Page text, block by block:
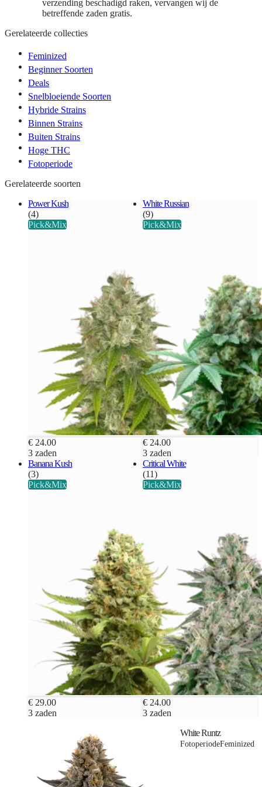
verzending beschadigd raken, vervangen wij de
betreffende zaden gratis.
Gerelateerde collecties
Feminized
Beginner Soorten
Deals
Snelbloeiende Soorten
Hybride Strains
Binnen Strains
Buiten Strains
Hoge THC
Fotoperiode
Gerelateerde soorten
Power Kush
(4)
Pick&Mix
€ 24.00
3 zaden
White Russian
(9)
Pick&Mix
€ 24.00
3 zaden
Banana Kush
(3)
Pick&Mix
€ 29.00
3 zaden
Critical White
(11)
Pick&Mix
€ 24.00
3 zaden
White Runtz
FotoperiodeFeminized